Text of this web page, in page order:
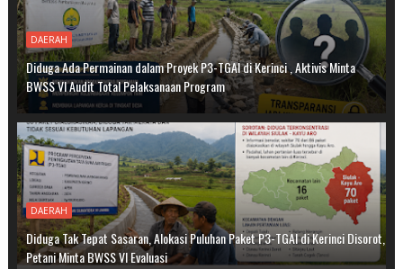
DAERAH
Diduga Ada Permainan dalam Proyek P3-TGAI di Kerinci , Aktivis Minta
BWSS VI Audit Total Pelaksanaan Program
DAERAH
Diduga Tak Tepat Sasaran, Alokasi Puluhan Paket P3-TGAI di Kerinci Disorot,
Petani Minta BWSS VI Evaluasi